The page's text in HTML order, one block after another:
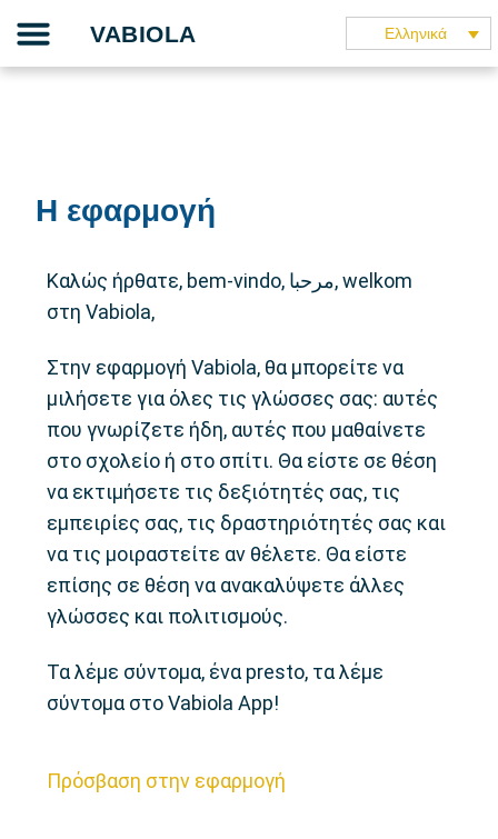
content
VABIOLA Ελληνικά
Η εφαρμογή
Καλώς ήρθατε, bem-vindo, مرحبا, welkom
στη Vabiola,
Στην εφαρμογή Vabiola, θα μπορείτε να
μιλήσετε για όλες τις γλώσσες σας: αυτές
που γνωρίζετε ήδη, αυτές που μαθαίνετε
στο σχολείο ή στο σπίτι. Θα είστε σε θέση
να εκτιμήσετε τις δεξιότητές σας, τις
εμπειρίες σας, τις δραστηριότητές σας και
να τις μοιραστείτε αν θέλετε. Θα είστε
επίσης σε θέση να ανακαλύψετε άλλες
γλώσσες και πολιτισμούς.
Τα λέμε σύντομα, ένα presto, τα λέμε
σύντομα στο Vabiola App!
Πρόσβαση στην εφαρμογή